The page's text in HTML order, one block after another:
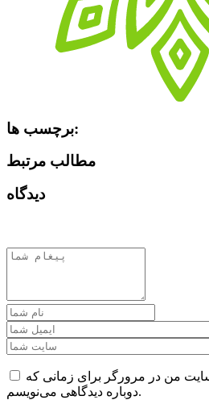
برچسب ها:
مطالب مرتبط
دیدگاه
من در مرورگر برای زمانی که
دوباره دیدگاهی می‌نویسم.